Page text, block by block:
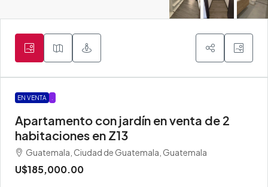
EN VENTA
Apartamento con jardín en venta de 2
habitaciones en Z13
Guatemala, Ciudad de Guatemala, Guatemala
U$185,000.00